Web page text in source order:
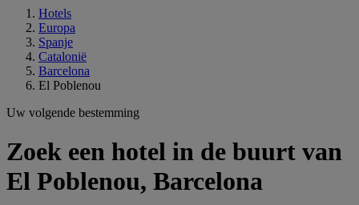
Hotels
Europa
Spanje
Catalonië
Barcelona
El Poblenou
Uw volgende bestemming
Zoek een hotel in de buurt van
El Poblenou, Barcelona